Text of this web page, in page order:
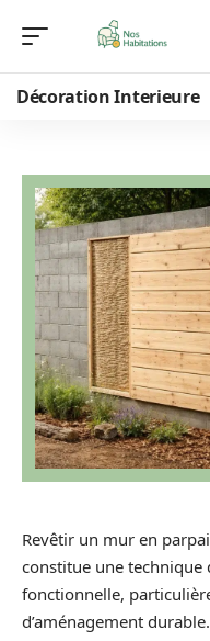
Décoration Interieure
Revêtir un mur en
constitue une
fonctionnelle,
d’aménagement